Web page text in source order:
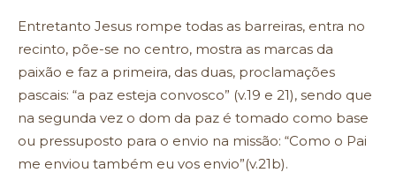
Entretanto Jesus rompe todas as barreiras, entra no
recinto, põe-se no centro, mostra as marcas da
paixão e faz a primeira, das duas, proclamações
pascais: “a paz esteja convosco” (v.19 e 21), sendo que
na segunda vez o dom da paz é tomado como base
ou pressuposto para o envio na missão: “Como o Pai
me enviou também eu vos envio”(v.21b).